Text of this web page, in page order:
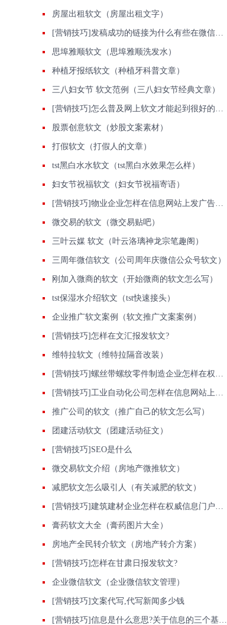
房屋出租软文（房屋出租文字）
[营销技巧]发稿成功的链接为什么有些在微信里面打不开？
思埠雅顺软文（思埠雅顺洗发水）
种植牙报纸软文（种植牙科普文章）
三八妇女节 软文范例（三八妇女节经典文章）
[营销技巧]怎么普及网上软文才能起到很好的推广作用。
股票创意软文（炒股文案素材）
打假软文（打假人的文章）
tst黑白水水软文（tst黑白水效果怎么样）
妇女节祝福软文（妇女节祝福寄语）
[营销技巧]物业企业怎样在信息网站上发广告做推广提高产品知名度呢
微交易的软文（微交易贴吧）
三叶云媒 软文（叶云洛璃神龙宗笔趣阁）
三周年微信软文（公司周年庆微信公众号软文）
刚加入微商的软文（开始微商的软文怎么写）
tst保湿水介绍软文（tst快速接头）
企业推广软文案例（软文推广文案案例）
[营销技巧]怎样在文汇报发软文?
维特拉软文（维特拉隔音改装）
[营销技巧]螺丝带螺纹零件制造企业怎样在权威信息门户网站发稿?
[营销技巧]工业自动化公司怎样在信息网站上发广告做推广提高产品知名度呢
推广公司的软文（推广自己的软文怎么写）
团建活动软文（团建活动征文）
[营销技巧]SEO是什么
微交易软文介绍（房地产微推软文）
减肥软文怎么吸引人（有关减肥的软文）
[营销技巧]建筑建材企业怎样在权威信息门户网站发稿?
膏药软文大全（膏药图片大全）
房地产全民转介软文（房地产转介方案）
[营销技巧]怎样在甘肃日报发软文?
企业微信软文（企业微信软文管理）
[营销技巧]文案代写,代写新闻多少钱
[营销技巧]信息是什么意思?关于信息的三个基本特征